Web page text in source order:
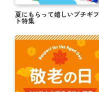
夏にもらって嬉しいプチギフ
ト特集